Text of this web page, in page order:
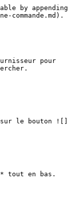
by appending
pour
sur le bouton ![]
tout en bas.